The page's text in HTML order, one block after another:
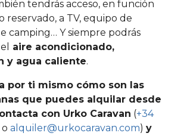
tendrás acceso, en función
reservado, a TV, equipo de
camping… Y siempre podrás
aire acondicionado,
y agua caliente.
por ti mismo cómo son las
que puedes alquilar desde
con Urko Caravan (+34
o alquiler@urkocaravan.com) y